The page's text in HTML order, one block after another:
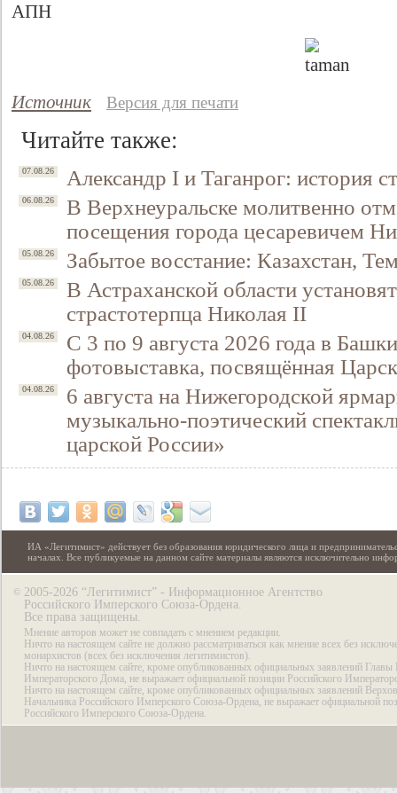
АПН
Источник Версия для печати
Читайте также:
07.08.26 Александр I и Таганрог: история
06.08.26
В Верхнеуральске молитвенно
посещения города цесаревичем
05.08.26 Забытое восстание: Казахстан,
05.08.26
В Астраханской области
страстотерпца Николая II
04.08.26
С 3 по 9 августа 2026 года в
фотовыставка, посвящённая
04.08.26
6 августа на Нижегородской
музыкально-поэтический
царской России»
Свидетельство
ИА «Легитимист» действует без образования юридического лица и
началах. Все публикуемые на данном сайте материалы являются исключительно
© 2005-2026 “Легитимист” - Информационное Агентство
Российского Имперского Союза-Ордена.
Все права защищены.
Мнение авторов может не совпадать с мнением редакции.
Ничто на настоящем сайте не должно рассматриваться как мнение всех без
монархистов (всех без исключения легитимистов).
Ничто на настоящем сайте, кроме опубликованных официальных заявлений Главы
Императорского Дома, не выражает официальной позиции Российского
Ничто на настоящем сайте, кроме опубликованных официальных заявлений
Начальника Российского Имперского Союза-Ордена, не выражает официальной
Российского Имперского Союза-Ордена.